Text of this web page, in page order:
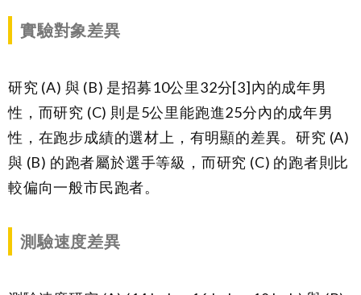
實驗對象差異
研究 (A) 與 (B) 是招募10公里32分[3]內的成年男
性，而研究 (C) 則是5公里能跑進25分內的成年男
性，在跑步成績的選材上，有明顯的差異。研究 (A)
與 (B) 的跑者屬於選手等級，而研究 (C) 的跑者則比
較偏向一般市民跑者。
測驗速度差異